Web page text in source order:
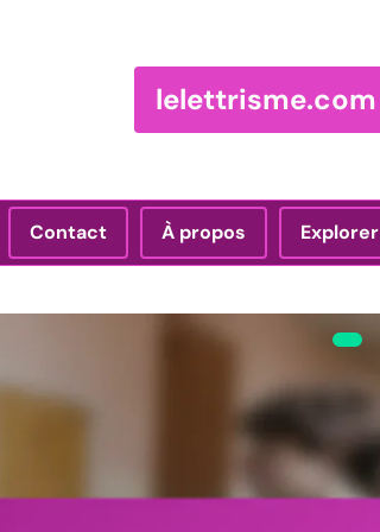
lelettrisme.com
Contact À propos Explorer